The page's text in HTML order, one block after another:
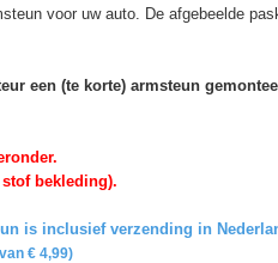
voor uw auto. De afgebeelde
een (te korte) armsteun
bekleding).
is inclusief verzending in
€ 4,99)